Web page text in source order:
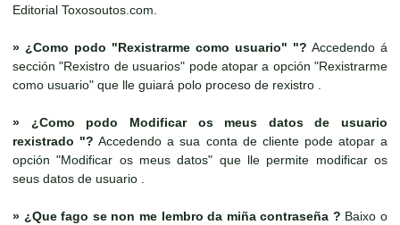
Editorial Toxosoutos.com.
» ¿Como podo "Rexistrarme como usuario" "? Accedendo á
sección "Rexistro de usuarios" pode atopar a opción "Rexistrarme
como usuario" que lle guiará polo proceso de rexistro .
» ¿Como podo Modificar os meus datos de usuario
rexistrado "? Accedendo a sua conta de cliente pode atopar a
opción "Modificar os meus datos" que lle permite modificar os
seus datos de usuario .
» ¿Que fago se non me lembro da miña contraseña ? Baixo o